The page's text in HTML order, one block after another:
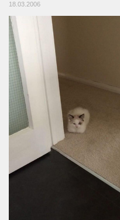
18.03.2006